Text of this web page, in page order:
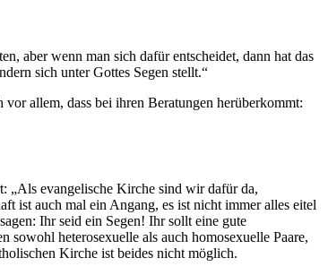
aber wenn man sich dafür entscheidet, dann hat das
sich unter Gottes Segen stellt.“
allem, dass bei ihren Beratungen herüberkommt:
„Als evangelische Kirche sind wir dafür da,
ist auch mal ein Angang, es ist nicht immer alles eitel
Ihr seid ein Segen! Ihr sollt eine gute
heterosexuelle als auch homosexuelle Paare,
Kirche ist beides nicht möglich.